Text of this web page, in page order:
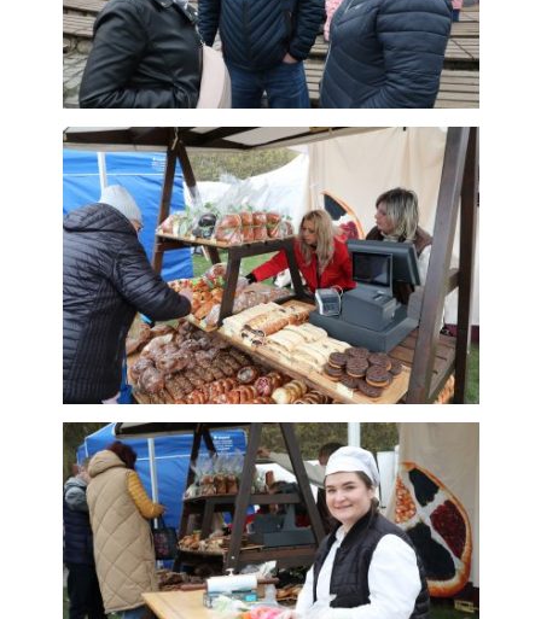
používáme my
nebo naši partneři,
abychom Vám
mohli zobrazit
vhodné obsahy
nebo reklamy jak
na našich
stránkách třetích
subjektů. Díky tomu
můžeme vytvářet
profily založené na
Vašich zájmech, tak
zvané
pseudonymizované
profily. Na základě
těchto informací
není zpravidla
možná
bezprostřední
identifikace Vaší
osoby, protože
jsou používány
pouze
pseudonymizované
údaje. Pokud
nevyjádříte